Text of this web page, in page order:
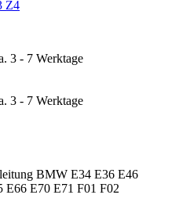
Z4
3 - 7 Werktage
3 - 7 Werktage